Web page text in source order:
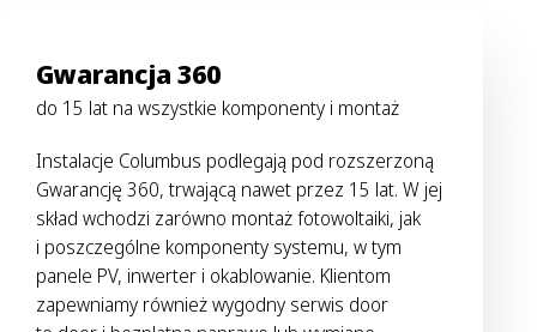
Gwarancja 360
do 15 lat na wszystkie komponenty i montaż
Instalacje Columbus podlegają pod rozszerzoną
Gwarancję 360, trwającą nawet przez 15 lat. W jej
skład wchodzi zarówno montaż fotowoltaiki, jak
i poszczególne komponenty systemu, w tym
panele PV, inwerter i okablowanie. Klientom
zapewniamy również wygodny serwis door